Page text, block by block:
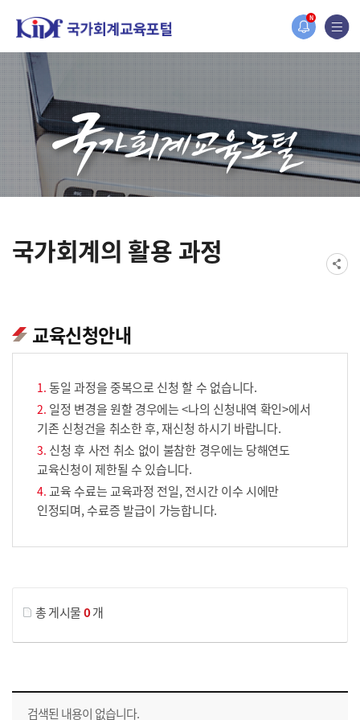
N
홈페이지가 새롭게 개편되었습니다.
한국조세재정연구원홈페이지가 새롭게 개설되었습니다.
국가회계의 활용 과정
교육신청안내
동일 과정을 중복으로 신청 할 수 없습니다.
일정 변경을 원할 경우에는 <나의 신청내역 확인>에서
기존 신청건을 취소한 후, 재신청 하시기 바랍니다.
신청 후 사전 취소 없이 불참한 경우에는 당해연도
교육신청이 제한될 수 있습니다.
교육 수료는 교육과정 전일, 전시간 이수 시에만
인정되며, 수료증 발급이 가능합니다.
총 게시물0개
교육신청 목록을 나타낸 표로 회차, 지역, 접수기간, 교육기간, 교육장소, 신청인원/모집인원, 상태로 나뉘어 설명합니다.
검색된 내용이 없습니다.